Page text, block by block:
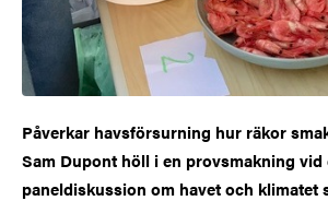
Påverkar havsförsurning hur räkor
Sam Dupont höll i en provsmakning vid
paneldiskussion om havet och klimatet